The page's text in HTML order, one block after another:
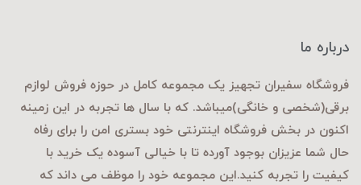
درباره ما
فروشگاه سفیران تجهیز یک مجموعه کامل در حوزه فروش لوازم
برقی(شخصی و خانگی)میباشد. که با سال ها تجربه در این زمینه
اکنون در بخش فروشگاه اینترنتی خود بستری امن را برای رفاه
حال شما عزیزان بوجود آورده تا با خیالی آسوده یک خرید با
کیفیت را تجربه کنید.این مجموعه خود را موظف می داند که